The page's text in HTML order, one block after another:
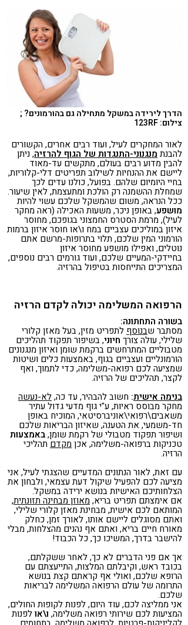
הדרך לירידה במשקל מתחילה גם בהורמונים? ;
צילום: 123RF
לאור המחקרים לעיל, ועוד רבים אחרים, הקשורים
להבנת מנגנוני-התנגדות של הגוף להרזיה, ניתן
להבין מדוע רבים בעולם, מתקשים עד-מאוד
ליישם את ההנחיות לשילוב תפריטים דלי-קלוריות,
בחיי היומיום שלהם. בפועל, כולנו עדים לכך
שמחלת ההשמנה רק הולכת ומתעצמת, לאין שיעור.
ככל הנראה, משום שהמשקל שלכם עשוי להיות
מושפע, באופן ניכר, משעות האכילה (ראה מחקר
לעיל), מרמת הסטרס החמצוני בגופכם, מחוסר
איזון במוליכים עצביים במח ו\או חוסר איזון ברמות
הורמוני המין שלכם, תלוי בתרופות-מרשם אתם
נוטלים, ואפילו מושפע מחוסר איזון
בחיידקי-המעיים שלכם, ועוד גורמים רבים נוספים,
המצריכים התייחסות בטיפול בהרזיה.
הרפואה המשלימה יכולה לקדם הרזיה
בשורה התחתונה:
מסתבר שבנוסף לתפריט מזין, בעל מאזן קלורי
שלילי, עולה צורך חיוני, בשיפור תפקוד תהליכים
מטבוליים המתרחשים ברקמת שומן ואיזון מנגנונים
הורמונליים ועצביים בגוף, באמצעות כלים ושיטות
שמציעה לכם רפואה-משלימה, כדי לתמוך, ואף
לקצר, תהליכים של הרזיה.
בנימה אישית: חשוב להבהיר, עד כה,לא-נעשה
מחקר מבוסס ראיות, ע"י גוף מדעי גדול עתיר
משאבים\רפואי\אוניברסיטאי, המוכיח באופן
חד-משמעי, את הטענה, שאיזון הבריאות שלכם
ושיפור תפקוד מטבולי של רקמת שומן,באמצעות
טכניקות ברפואה-משלימה, אכןמקדם תהליכי
הרזיה.
עם זאת, לאור הנתונים המדעיים שהצגתי לעיל, אני
מציעה לכם להפעיל שיקול דעת עצמאי, ולבחון את
הצלחותיכם האישיות בנושא ירידה במשקל.
אם אימצתם תפריט בריא,מאוזן מבחינה תזונתית,
המותאם לכם אישית, מבחינת מאזן קלורי שלילי,
ואתם מסוגלים ליישם אותו, לאורך זמן, כחלק
מאורח חיים בריא, ואתם אף נהנים מהצלחות, מבלי
להישבר בדרך, המשיכו כך, כל הכבוד!
אך אם פני הדברים לא כך, לאחר ששקלתם,
בכובד ראש, וקיבלתם המלצות, התייעצתם עם
הרופא שלכם, ואולי אף קראתם קצת בנושא
התרומה של עולם הרפואה המשלימה לבריאות
שלכם.
אני ממליצה לכם, עוד היום, לפנות לקופות החולים,
המציעות לכם שירותי רפואה משלימה, ו\אולפנות